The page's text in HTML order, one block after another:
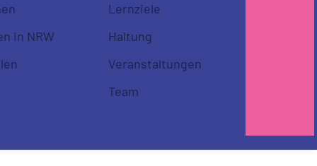
in NRW
Lernziele
Haltung
Veranstaltungen
Team